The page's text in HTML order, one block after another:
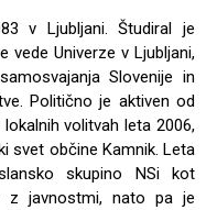
v Ljubljani. Študiral je
vede Univerze v Ljubljani,
Slovenije in
Politično je aktiven od
volitvah leta 2006,
svet občine Kamnik. Leta
skupino NSi kot
z javnostmi, nato pa je